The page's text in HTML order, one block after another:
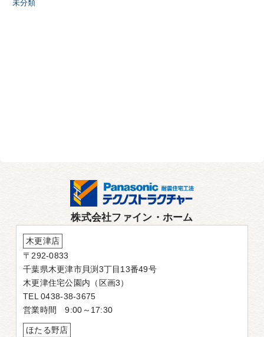
未分類
株式会社ファイン・ホーム
木更津店
〒292-0833
千葉県木更津市貝渕3丁目13番49号
木更津住宅公園内（区画3）
TEL 0438-38-3675
営業時間 9:00～17:30
ほたる野店